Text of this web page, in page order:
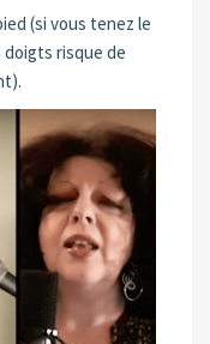
(si vous tenez le
doigts risque de